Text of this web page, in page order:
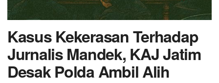
Kasus Kekerasan Terhadap
Jurnalis Mandek, KAJ Jatim
Desak Polda Ambil Alih